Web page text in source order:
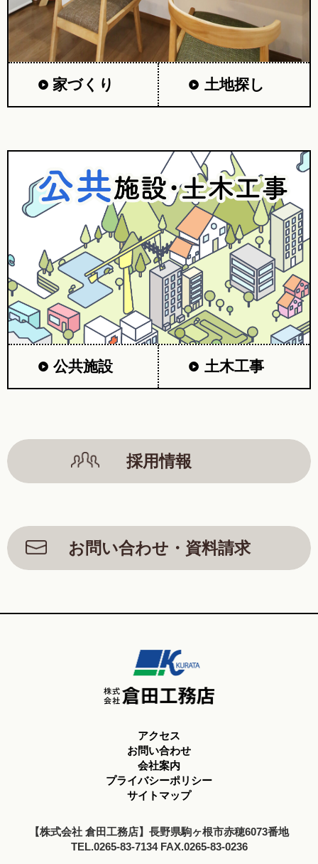
家づくり 土地探し
公共施設 土木工事
採用情報
お問い合わせ・資料請求
アクセス
お問い合わせ
会社案内
プライバシーポリシー
サイトマップ
【株式会社 倉田工務店】長野県駒ヶ根市赤穂6073番地
TEL.0265-83-7134 FAX.0265-83-0236